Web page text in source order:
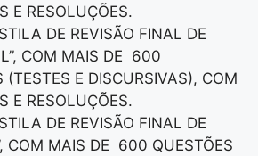
E RESOLUÇÕES.
DE REVISÃO FINAL DE
COM MAIS DE 600
(TESTES E DISCURSIVAS), COM
E RESOLUÇÕES.
DE REVISÃO FINAL DE
COM MAIS DE 600 QUESTÕES